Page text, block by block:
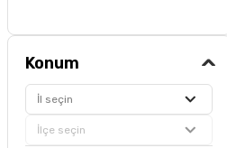
Konum
İl seçin
İlçe seçin